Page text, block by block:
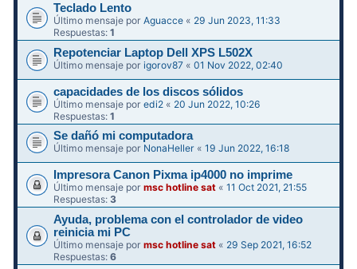
Teclado Lento
Último mensaje porAguacce « 29 Jun 2023, 11:33
Respuestas:1
Repotenciar Laptop Dell XPS L502X
Último mensaje porigorov87 «01 Nov 2022, 02:40
capacidades de los discos sólidos
Último mensaje poredi2 « 20 Jun 2022, 10:26
Respuestas:1
Se dañó mi computadora
Último mensaje por NonaHeller «19 Jun 2022, 16:18
Impresora Canon Pixma ip4000 no imprime
Último mensaje pormsc hotline sat «11 Oct 2021, 21:55
Respuestas:3
Ayuda, problema con el controlador de video
reinicia mi PC
Último mensaje pormsc hotline sat « 29 Sep 2021, 16:52
Respuestas:6